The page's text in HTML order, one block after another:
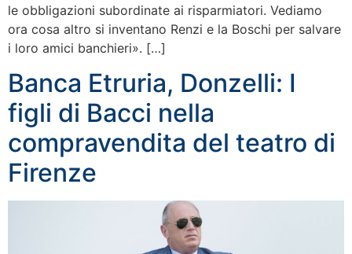
le obbligazioni subordinate ai risparmiatori. Vediamo
ora cosa altro si inventano Renzi e la Boschi per salvare
i loro amici banchieri». […]
Banca Etruria, Donzelli: I
figli di Bacci nella
compravendita del teatro di
Firenze